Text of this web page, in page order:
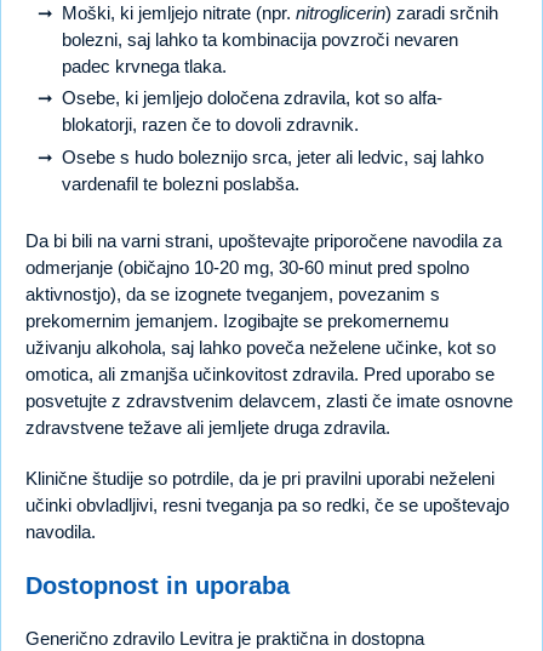
Moški, ki jemljejo nitrate (npr. nitroglicerin) zaradi srčnih
bolezni, saj lahko ta kombinacija povzroči nevaren
padec krvnega tlaka.
Osebe, ki jemljejo določena zdravila, kot so alfa-
blokatorji, razen če to dovoli zdravnik.
Osebe s hudo boleznijo srca, jeter ali ledvic, saj lahko
vardenafil te bolezni poslabša.
Da bi bili na varni strani, upoštevajte priporočene navodila za
odmerjanje (običajno 10-20 mg, 30-60 minut pred spolno
aktivnostjo), da se izognete tveganjem, povezanim s
prekomernim jemanjem. Izogibajte se prekomernemu
uživanju alkohola, saj lahko poveča neželene učinke, kot so
omotica, ali zmanjša učinkovitost zdravila. Pred uporabo se
posvetujte z zdravstvenim delavcem, zlasti če imate osnovne
zdravstvene težave ali jemljete druga zdravila.
Klinične študije so potrdile, da je pri pravilni uporabi neželeni
učinki obvladljivi, resni tveganja pa so redki, če se upoštevajo
navodila.
Dostopnost in uporaba
Generično zdravilo Levitra je praktična in dostopna